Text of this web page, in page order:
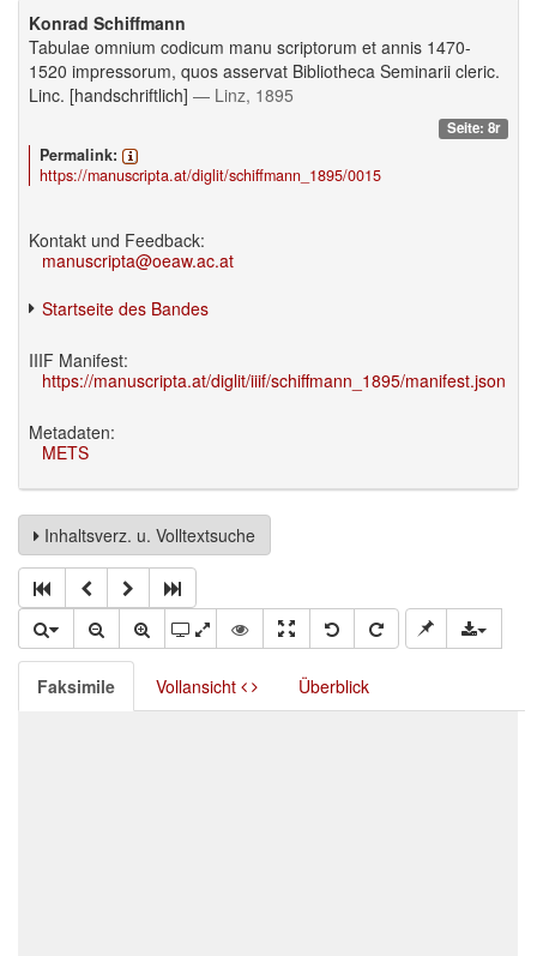
Konrad Schiffmann
Tabulae omnium codicum manu scriptorum et annis 1470-
1520 impressorum, quos asservat Bibliotheca Seminarii cleric.
Linc. [handschriftlich] — Linz, 1895
Seite: 8r
Permalink:
https://manuscripta.at/diglit/schiffmann_1895/0015
Kontakt und Feedback:
manuscripta@oeaw.ac.at
Startseite des Bandes
IIIF Manifest:
https://manuscripta.at/diglit/iiif/schiffmann_1895/manifest.json
Metadaten:
METS
Inhaltsverz. u. Volltextsuche
Faksimile Vollansicht Überblick